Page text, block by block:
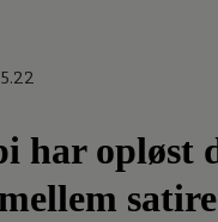
har opløst